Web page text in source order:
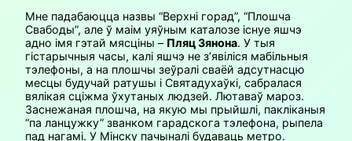
Мне падабаюцца назвы “Верхні горад”, “Плошча
Свабоды”, але ў маім уяўным каталозе існуе яшчэ
адно імя гэтай мясціны – Пляц Зянона. У тыя
гістарычныя часы, калі яшчэ не з’явіліся мабільныя
тэлефоны, а на плошчы зеўралі сваёй адсутнасцю
месцы будучай ратушы і Святадухаўкі, сабралася
вялікая сціжма ўхутаных людзей. Лютаваў мароз.
Заснежаная плошча, на якую мы прыйшлі, пакліканыя
“па ланцужку” званком гарадскога тэлефона, рыпела
пад нагамі. У Мінску пачыналі будаваць метро.